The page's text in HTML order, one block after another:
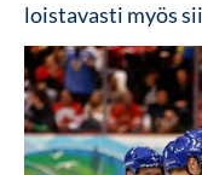
loistavasti myös